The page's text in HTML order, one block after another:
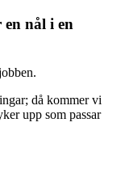
nål i en
då kommer vi
upp som passar